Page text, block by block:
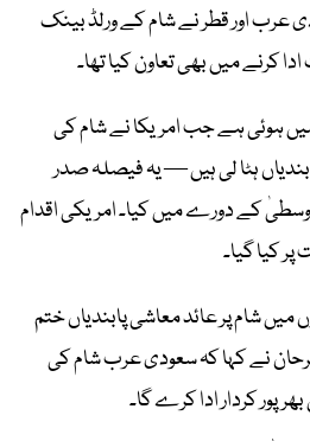
عرب اور قطر نے شام کے ورلڈ بینک
ہوئی ہے جب امریکا نے شام کی
ہٹا لی ہیں — یہ فیصلہ صدر
کے دورے میں کیا۔ امریکی اقدام
کیا گیا۔
میں شام پر عائد معاشی پابندیاں ختم
نے کہا کہ سعودی عرب شام کی
کردار ادا کرے گا۔